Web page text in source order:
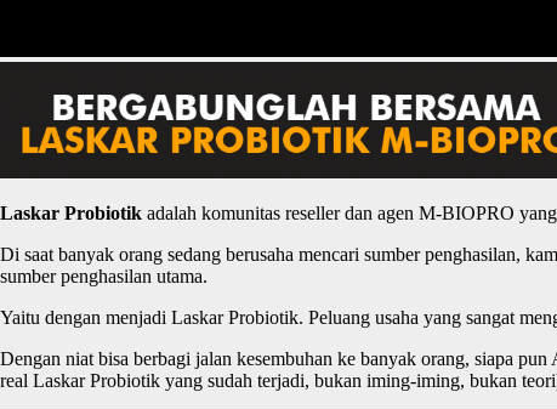
Laskar Probiotik adalah komunitas reseller dan agen M-BIOPRO
Di saat banyak orang sedang berusaha mencari sumber penghasilan,
sumber penghasilan utama.
Yaitu dengan menjadi Laskar Probiotik. Peluang usaha yang sangat
Dengan niat bisa berbagi jalan kesembuhan ke banyak orang, siapa
real Laskar Probiotik yang sudah terjadi, bukan iming-iming, bukan